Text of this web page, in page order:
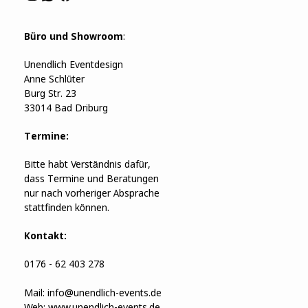
Büro und Showroom:
Unendlich Eventdesign
Anne Schlüter
Burg Str. 23
33014 Bad Driburg
Termine:
Bitte habt Verständnis dafür,
dass Termine und Beratungen
nur nach vorheriger Absprache
stattfinden können.
Kontakt:
0176 - 62 403 278
Mail: info@unendlich-events.de